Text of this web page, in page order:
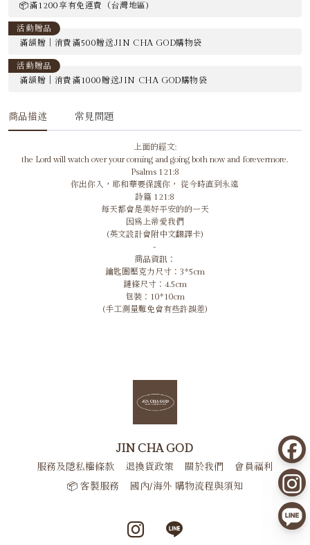
📦滿1200享有免運費（台灣地區)
活動贈品
滿額贈｜消費滿500贈送JIN CHA GOD購物袋
活動贈品
滿額贈｜消費滿1000贈送JIN CHA GOD購物袋
商品描述 常見問題
上面的經文:
the Lord will watch over your coming and going both now and forevermore.
Psalms 121:8
你出你入，耶和華要保護你， 從今時直到永遠
詩篇 121:8
每天都會是美好平安的的一天
因為上帝愛我們
(英文設計會附中文翻譯卡)
-
商品資訊：
鑰匙圈壓克力尺寸：3*5cm
鏈條尺寸：4.5cm
包裝：10*10cm
(手工測量難免會有些許誤差)
JIN CHA GOD
服務及隱私權條款 退換貨政策 關於我們
會員福利
📦 客製服務
國內/海外 購物流程與須知
Instagram pageLine page